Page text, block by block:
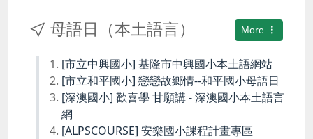
More
母語日（本土語言）
[市立中興國小] 基隆市中興國小本土語網站
[市立和平國小] 戀戀故鄉情--和平國小母語日
[深澳國小] 歡喜學 甘願講 - 深澳國小本土語言
網
[ALPSCOURSE] 安樂國小課程計畫專區